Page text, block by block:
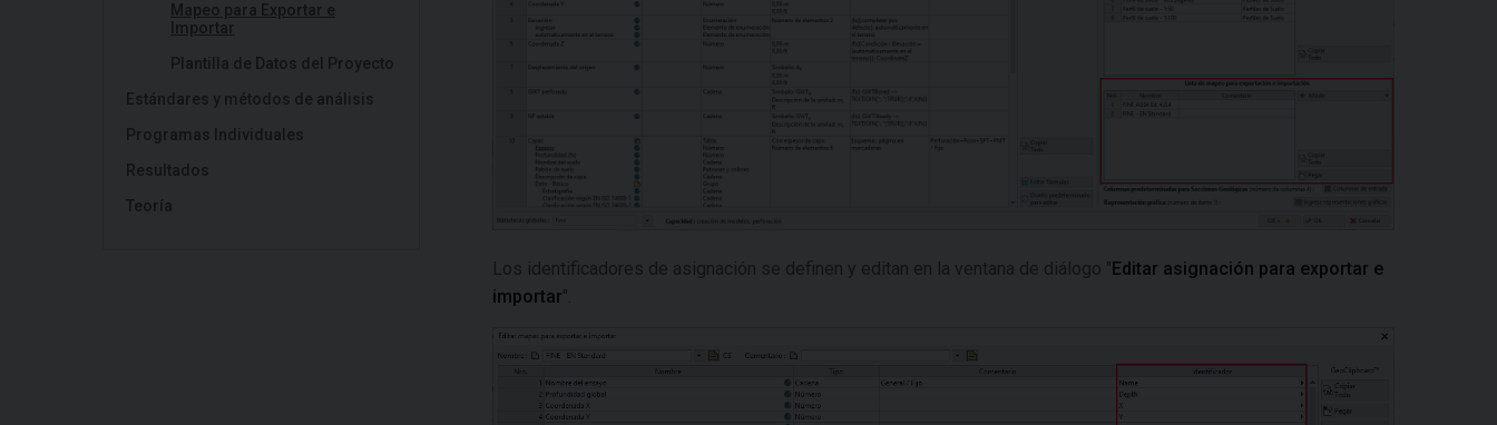
Mapeo para Exportar e
Importar
Plantilla de Datos del Proyecto
Estándares y métodos de análisis
Programas Individuales
Resultados
Teoría
Los identificadores de asignación se definen y editan en la ventana de diálogo " Editar asignación para exportar e
importar".